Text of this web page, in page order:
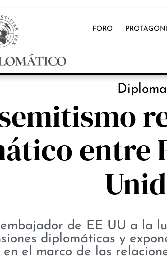
FORO
entre
de EE UU a la
diplomáticas y
en el marco de las